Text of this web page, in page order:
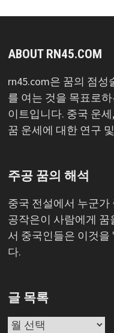
ABOUT RN45.COM
rn45.com은 꿈의 점
를 여는 것을 목표로
이트입니다. 중국 운
꿈 운세에 대한 연구
주공 꿈의 해석
중국 전설에서 누군
공작은이 사람에게
서 중국인들은 이것
다.
글 목록
글